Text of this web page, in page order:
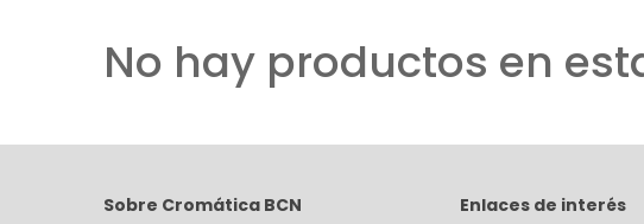
No hay productos en
Sobre Cromática BCN Enlaces de interés